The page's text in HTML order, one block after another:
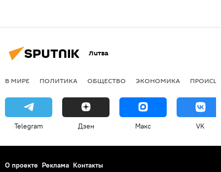
Литва
В МИРЕ ПОЛИТИКА ОБЩЕСТВО ЭКОНОМИКА
Telegram Дзен Макс VK
О проекте Реклама Контакты